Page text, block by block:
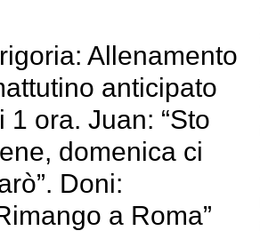
Allenamento
anticipato
1 ora. Juan: “Sto
domenica ci
Doni:
a Roma”